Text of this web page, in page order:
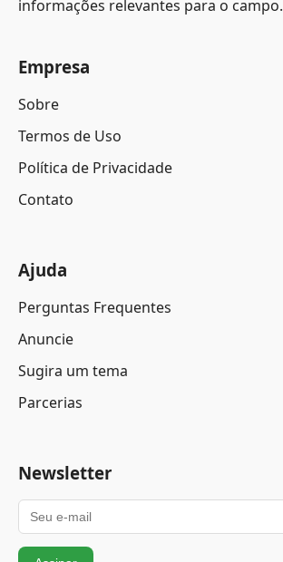
informações relevantes para o campo.
Empresa
Sobre
Termos de Uso
Política de Privacidade
Contato
Ajuda
Perguntas Frequentes
Anuncie
Sugira um tema
Parcerias
Newsletter